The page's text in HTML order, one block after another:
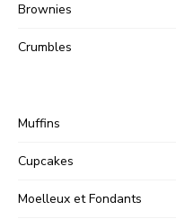
Brownies
Crumbles
Muffins
Cupcakes
Moelleux et Fondants